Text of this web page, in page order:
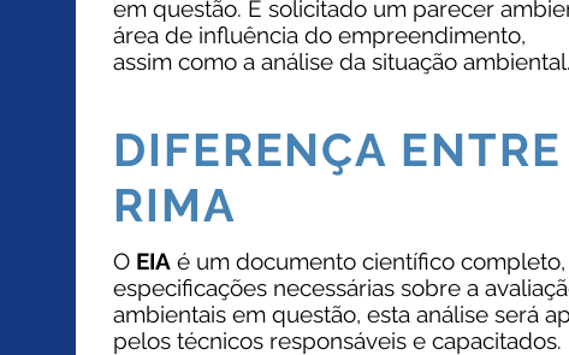
em questão. É solicitado um parecer
área de influência do empreendimento,
assim como a análise da situação ambiental.
DIFERENÇA
RIMA
O EIA é um documento científico
especificações necessárias sobre a
ambientais em questão, esta análise será
pelos técnicos responsáveis e capacitados.